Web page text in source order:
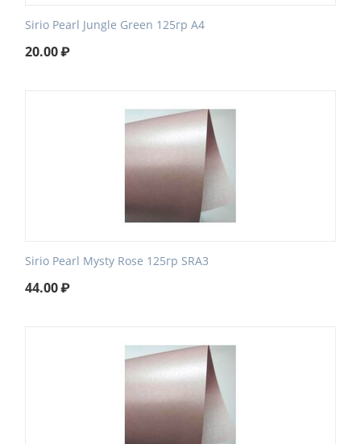
Sirio Pearl Jungle Green 125гр А4
20.00₽
Sirio Pearl Mysty Rose 125гр SRA3
44.00₽